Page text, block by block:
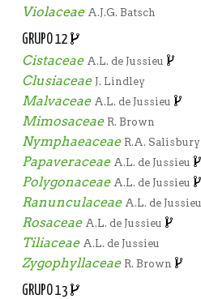
Violaceae A.J.G. Batsch
GRUPO 12
Cistaceae A.L. de Jussieu
Clusiaceae J. Lindley
Malvaceae A.L. de Jussieu
Mimosaceae R. Brown
Nymphaeaceae R.A. Salisbury
Papaveraceae A.L. de Jussieu
Polygonaceae A.L. de Jussieu
Ranunculaceae A.L. de Jussieu
Rosaceae A.L. de Jussieu
Tiliaceae A.L. de Jussieu
Zygophyllaceae R. Brown
GRUPO 13